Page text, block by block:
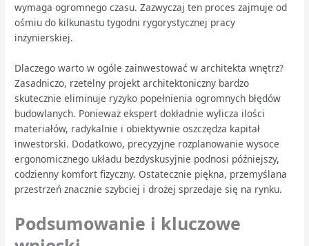
wymaga ogromnego czasu. Zazwyczaj ten proces zajmuje od
ośmiu do kilkunastu tygodni rygorystycznej pracy
inżynierskiej.
Dlaczego warto w ogóle zainwestować w architekta wnętrz?
Zasadniczo, rzetelny projekt architektoniczny bardzo
skutecznie eliminuje ryzyko popełnienia ogromnych błędów
budowlanych. Ponieważ ekspert dokładnie wylicza ilości
materiałów, radykalnie i obiektywnie oszczędza kapitał
inwestorski. Dodatkowo, precyzyjne rozplanowanie wysoce
ergonomicznego układu bezdyskusyjnie podnosi późniejszy,
codzienny komfort fizyczny. Ostatecznie piękna, przemyślana
przestrzeń znacznie szybciej i drożej sprzedaje się na rynku.
Podsumowanie i kluczowe